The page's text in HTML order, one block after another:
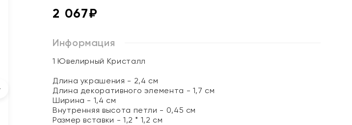
2 067₽
Информация
1 Ювелирный Кристалл
Длина украшения - 2,4 см
Длина декоративного элемента - 1,7 см
Ширина - 1,4 см
Внутренняя высота петли - 0,45 см
Размер вставки - 1,2 * 1,2 см